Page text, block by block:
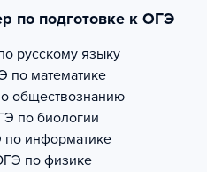
по подготовке к ОГЭ
русскому языку
по математике
обществознанию
по биологии
информатике
по физике